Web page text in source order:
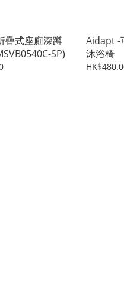
疊式座廁深蹲
SP)
Aidapt -
沐浴椅